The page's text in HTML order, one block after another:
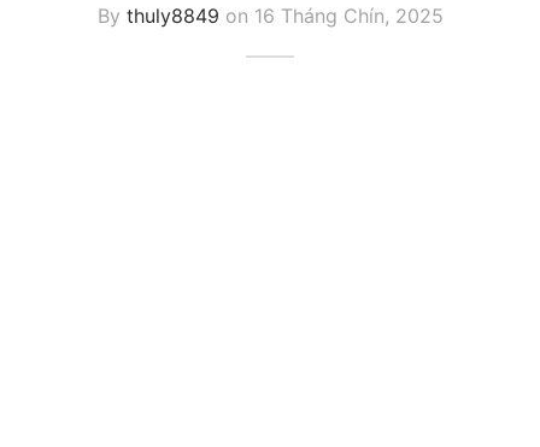
By thuly8849 on 16 Tháng Chín, 2025